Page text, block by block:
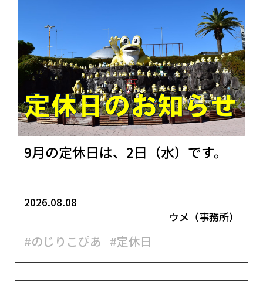
9月の定休日は、2日（水）です。
2026.08.08
ウメ（事務所）
#のじりこぴあ #定休日